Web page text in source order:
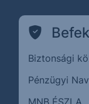
Biztonsági
Pénzügyi